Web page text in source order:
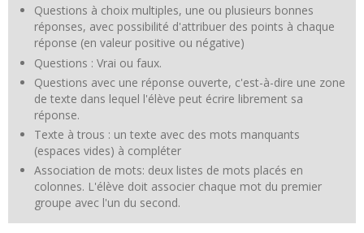
Questions à choix multiples, une ou plusieurs bonnes
réponses, avec possibilité d'attribuer des points à chaque
réponse (en valeur positive ou négative)
Questions : Vrai ou faux.
Questions avec une réponse ouverte, c'est-à-dire une zone
de texte dans lequel l'élève peut écrire librement sa
réponse.
Texte à trous : un texte avec des mots manquants
(espaces vides) à compléter
Association de mots: deux listes de mots placés en
colonnes. L'élève doit associer chaque mot du premier
groupe avec l'un du second.